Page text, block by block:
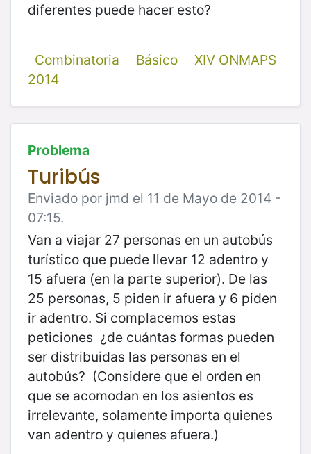
diferentes puede hacer esto?
Combinatoria Básico
XIV ONMAPS
2014
Problema
Turibús
Enviado por jmd el 11 de Mayo de 2014 -
07:15.
Van a viajar 27 personas en un autobús
turístico que puede llevar 12 adentro y
15 afuera (en la parte superior). De las
25 personas, 5 piden ir afuera y 6 piden
ir adentro. Si complacemos estas
peticiones ¿de cuántas formas pueden
ser distribuidas las personas en el
autobús? (Considere que el orden en
que se acomodan en los asientos es
irrelevante, solamente importa quienes
van adentro y quienes afuera.)